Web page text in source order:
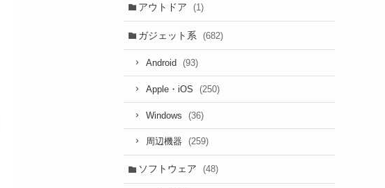
アウトドア (1)
ガジェット系 (682)
Android (93)
Apple・iOS (250)
Windows (36)
周辺機器 (259)
ソフトウェア (48)